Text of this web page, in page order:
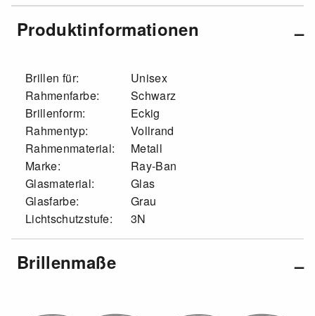
Produktinformationen
Brillen für:
Unisex
Rahmenfarbe:
Schwarz
Brillenform:
Eckig
Rahmentyp:
Vollrand
Rahmenmaterial:
Metall
Marke:
Ray-Ban
Glasmaterial:
Glas
Glasfarbe:
Grau
Lichtschutzstufe:
3N
Brillenmaße